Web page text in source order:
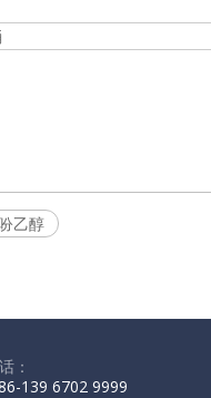
乙醇
：
139 6702 9999